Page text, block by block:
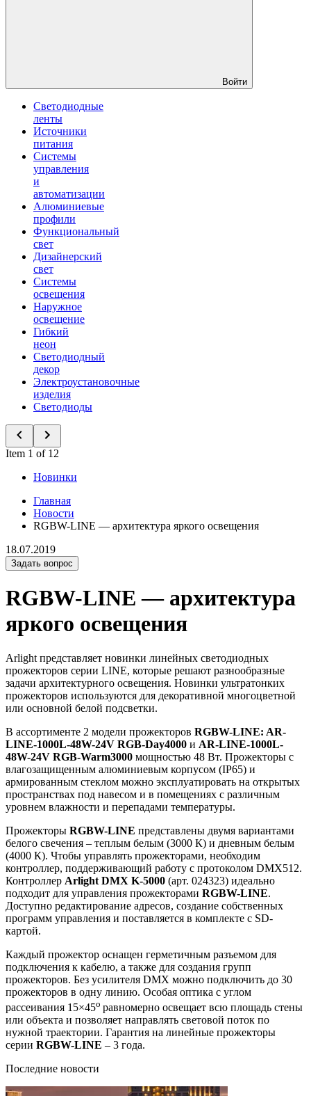
Войти
Светодиодные
ленты
Источники
питания
Системы
управления
и
автоматизации
Алюминиевые
профили
Функциональный
свет
Дизайнерский
свет
Системы
освещения
Наружное
освещение
Гибкий
неон
Светодиодный
декор
Электроустановочные
изделия
Светодиоды
Item 1 of 12
Новинки
Главная
Новости
RGBW-LINE — архитектура яркого освещения
18.07.2019
Задать вопрос
RGBW-LINE — архитектура
яркого освещения
Arlight представляет новинки линейных светодиодных
прожекторов серии LINE, которые решают разнообразные
задачи архитектурного освещения. Новинки ультратонких
прожекторов используются для декоративной многоцветной
или основной белой подсветки.
В ассортименте 2 модели прожекторов RGBW-LINE: AR-
LINE-1000L-48W-24V RGB-Day4000 и AR-LINE-1000L-
48W-24V RGB-Warm3000 мощностью 48 Вт. Прожекторы с
влагозащищенным алюминиевым корпусом (IP65) и
армированным стеклом можно эксплуатировать на открытых
пространствах под навесом и в помещениях с различным
уровнем влажности и перепадами температуры.
Прожекторы RGBW-LINE представлены двумя вариантами
белого свечения – теплым белым (3000 К) и дневным белым
(4000 К). Чтобы управлять прожекторами, необходим
контроллер, поддерживающий работу с протоколом DMX512.
Контроллер Arlight DMX K-5000 (арт. 024323) идеально
подходит для управления прожекторами RGBW-LINE.
Доступно редактирование адресов, создание собственных
программ управления и поставляется в комплекте с SD-
картой.
Каждый прожектор оснащен герметичным разъемом для
подключения к кабелю, а также для создания групп
прожекторов. Без усилителя DMX можно подключить до 30
прожекторов в одну линию. Особая оптика с углом
рассеивания 15×45o равномерно освещает всю площадь стены
или объекта и позволяет направлять световой поток по
нужной траектории. Гарантия на линейные прожекторы
серии RGBW-LINE – 3 года.
Последние новости